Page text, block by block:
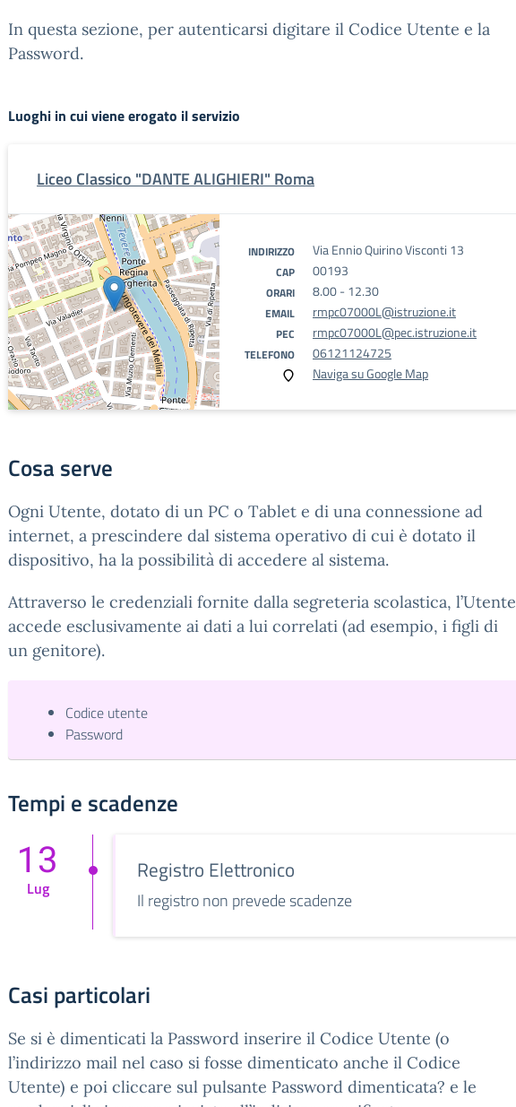
In questa sezione, per autenticarsi digitare il Codice Utente e la
Password.
Luoghi in cui viene erogato il servizio
Liceo Classico "DANTE ALIGHIERI" Roma
INDIRIZZO Via Ennio Quirino Visconti 13
CAP 00193
ORARI 8.00 - 12.30
EMAIL rmpc07000L@istruzione.it
PEC rmpc07000L@pec.istruzione.it
TELEFONO
06121124725
Naviga su Google Map
Cosa serve
Ogni Utente, dotato di un PC o Tablet e di una connessione ad
internet, a prescindere dal sistema operativo di cui è dotato il
dispositivo, ha la possibilità di accedere al sistema.
Attraverso le credenziali fornite dalla segreteria scolastica, l’Utente
accede esclusivamente ai dati a lui correlati (ad esempio, i figli di
un genitore).
Codice utente
Password
Tempi e scadenze
13
Lug
Registro Elettronico
Il registro non prevede scadenze
Casi particolari
Se si è dimenticati la Password inserire il Codice Utente (o
l’indirizzo mail nel caso si fosse dimenticato anche il Codice
Utente) e poi cliccare sul pulsante Password dimenticata? e le